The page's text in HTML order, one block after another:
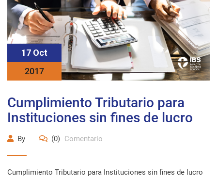
17 Oct
2017
Cumplimiento Tributario para
Instituciones sin fines de lucro
By (0) Comentario
Cumplimiento Tributario para Instituciones sin fines de lucro